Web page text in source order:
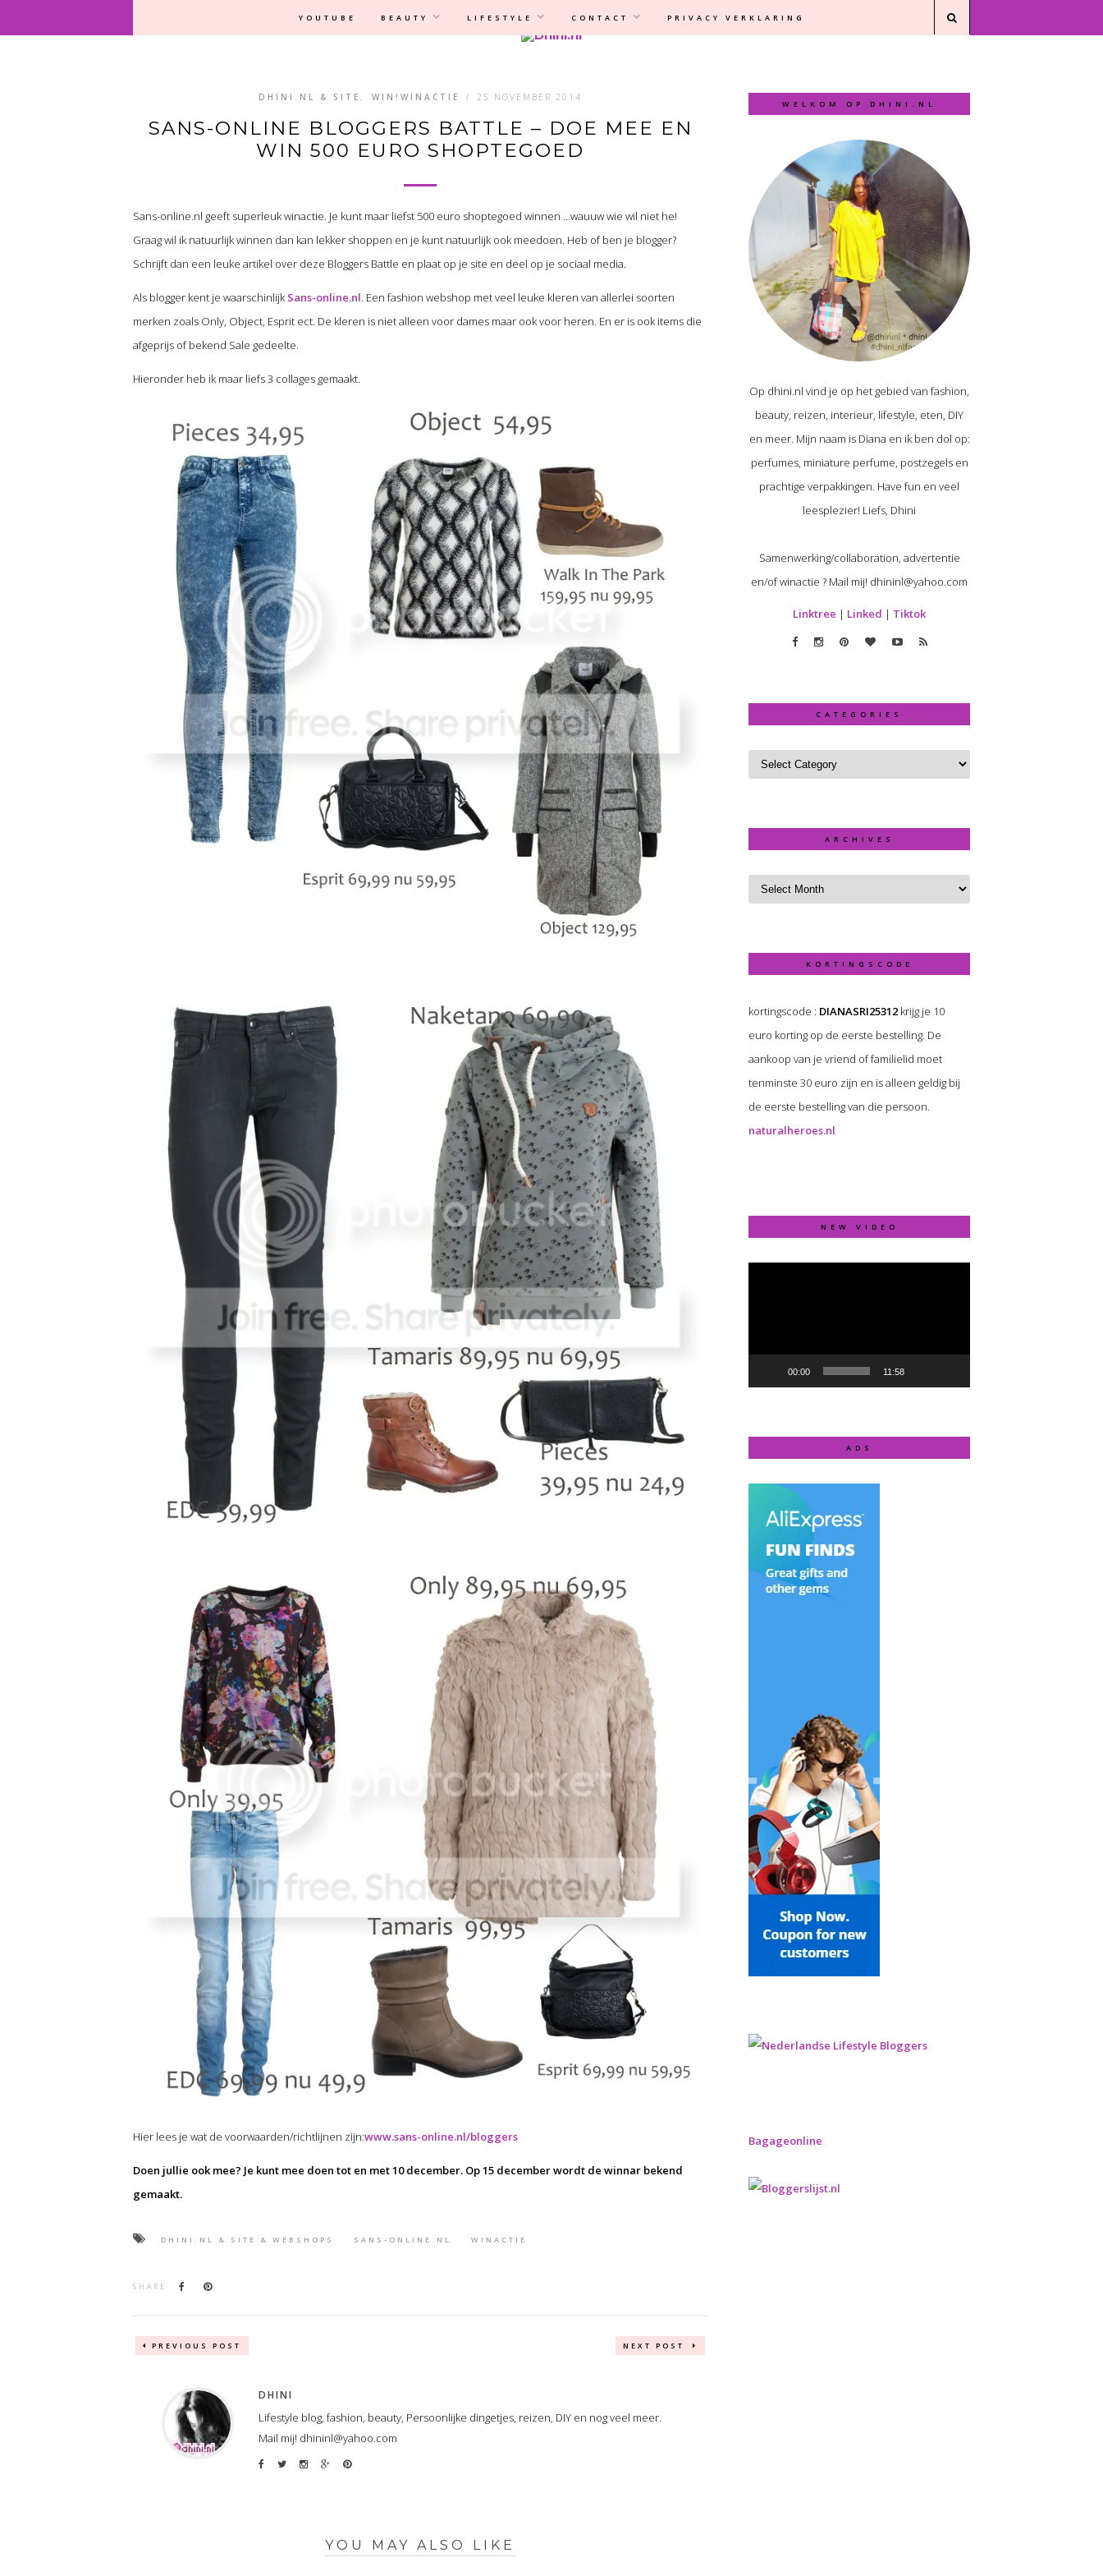
YOUTUBE BEAUTY LIFESTYLE CONTACT PRIVACY VERKLARING
Privacyverklaring |Disclaimer
DHINI.NL & SITE , WIN!WINACTIE / 25 NOVEMBER 2014
SANS-ONLINE BLOGGERS BATTLE – DOE MEE EN
WIN 500 EURO SHOPTEGOED
Sans-online.nl geeft superleuk winactie. Je kunt maar liefst 500 euro shoptegoed winnen …wauuw wie wil niet he!
Graag wil ik natuurlijk winnen dan kan lekker shoppen en je kunt natuurlijk ook meedoen. Heb of ben je blogger?
Schrijft dan een leuke artikel over deze Bloggers Battle en plaat op je site en deel op je sociaal media.
Als blogger kent je waarschinlijkSans-online.nl. Een fashion webshop met veel leuke kleren van allerlei soorten
merken zoals Only, Object, Esprit ect. De kleren is niet alleen voor dames maar ook voor heren. En er is ook items die
afgeprijs of bekend Sale gedeelte.
Hieronder heb ik maar liefs 3 collages gemaakt.
Hier lees je wat de voorwaarden/richtlijnen zijn:www.sans-online.nl/bloggers
Doen jullie ook mee? Je kunt mee doen tot en met 10 december. Op 15 december wordt de winnar bekend
gemaakt.
DHINI.NL & SITE & WEBSHOPS SANS-ONLINE.NL WINACTIE
SHARE
PREVIOUS POST NEXT POST
DHINI
Lifestyle blog, fashion, beauty, Persoonlijke dingetjes, reizen, DIY en nog veel meer.
Mail mij! dhininl@yahoo.com
YOU MAY ALSO LIKE
WELKOM OP DHINI.NL
Op dhini.nl vind je op het gebied van fashion,
beauty, reizen, interieur, lifestyle, eten, DIY
en meer. Mijn naam is Diana en ik ben dol op:
perfumes, miniature perfume, postzegels en
prachtige verpakkingen. Have fun en veel
leesplezier! Liefs, Dhini
Samenwerking/collaboration, advertentie
en/of winactie ? Mail mij! dhininl@yahoo.com
Linktree | Linked | Tiktok
CATEGORIES
ARCHIVES
KORTINGSCODE
kortingscode : DIANASRI25312 krijg je 10
euro korting op de eerste bestelling. De
aankoop van je vriend of familielid moet
tenminste 30 euro zijn en is alleen geldig bij
de eerste bestelling van die persoon.
naturalheroes.nl
NEW VIDEO
Video
00:00 11:58
ADS
Bagageonline